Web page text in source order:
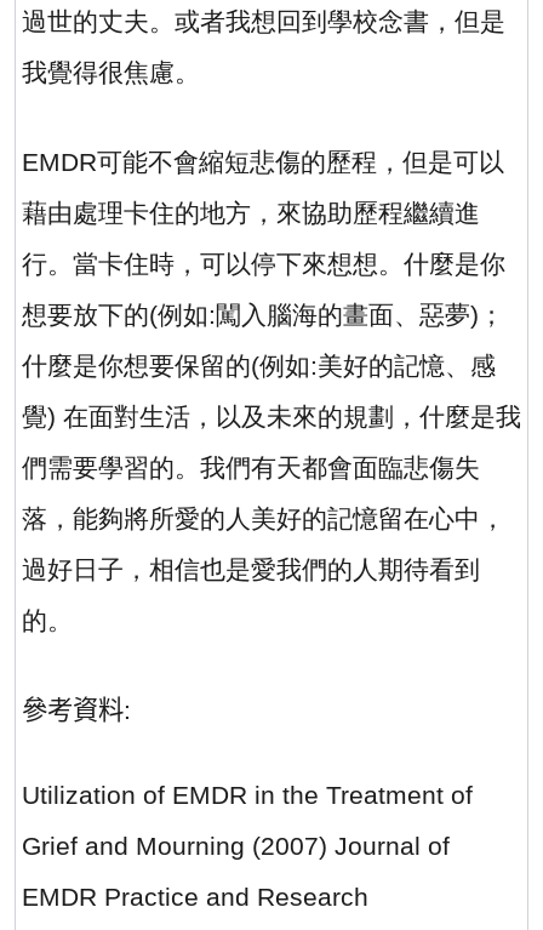
過世的丈夫。或者我想回到學校念書，但是
我覺得很焦慮。
EMDR可能不會縮短悲傷的歷程，但是可以
藉由處理卡住的地方，來協助歷程繼續進
行。當卡住時，可以停下來想想。什麼是你
想要放下的(例如:闖入腦海的畫面、惡夢) ；
什麼是你想要保留的(例如:美好的記憶、感
覺) 在面對生活，以及未來的規劃，什麼是我
們需要學習的。我們有天都會面臨悲傷失
落，能夠將所愛的人美好的記憶留在心中，
過好日子，相信也是愛我們的人期待看到
的。
參考資料:
Utilization of EMDR in the Treatment of
Grief and Mourning (2007) Journal of
EMDR Practice and Research